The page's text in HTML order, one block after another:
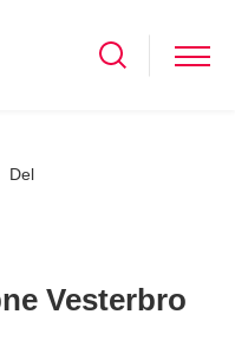
Del
Vesterbro